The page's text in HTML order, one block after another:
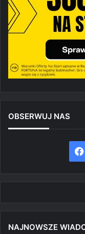
OBSERWUJ NAS
NAJNOWSZE